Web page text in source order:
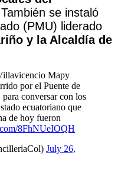
También se instaló
(PMU) liderado
y la Alcaldía de
Mapy
por el Puente de
conversar con los
ecuatoriano que
de hoy fueron
8FhNUeIOQH
July 26,